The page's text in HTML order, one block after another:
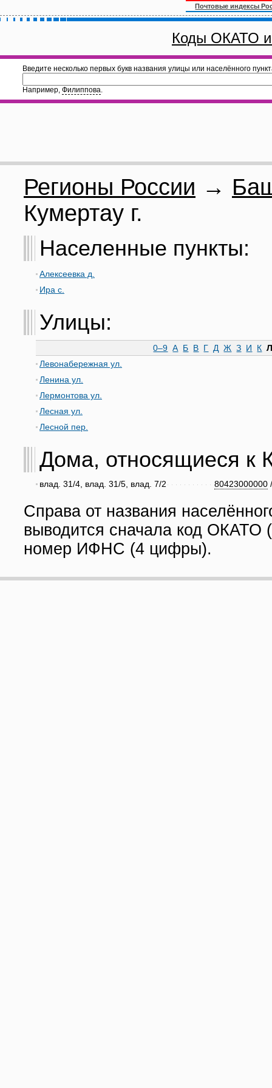
Почтовые индексы
Коды ОКАТО
Введите несколько первых букв названия улицы или населённого
Например, Филиппова.
Регионы России →
Кумертау г.
Населенные пункты:
Алексеевка д.
Ира с.
Улицы:
0–9 А Б В Г Д Ж З И К
Левонабережная ул.
Ленина ул.
Лермонтова ул.
Лесная ул.
Лесной пер.
Дома, относящиеся к
80423000000
влад. 31/4, влад. 31/5, влад. 7/2
Справа от названия
выводится сначала код ОКАТО
номер ИФНС (4 цифры).